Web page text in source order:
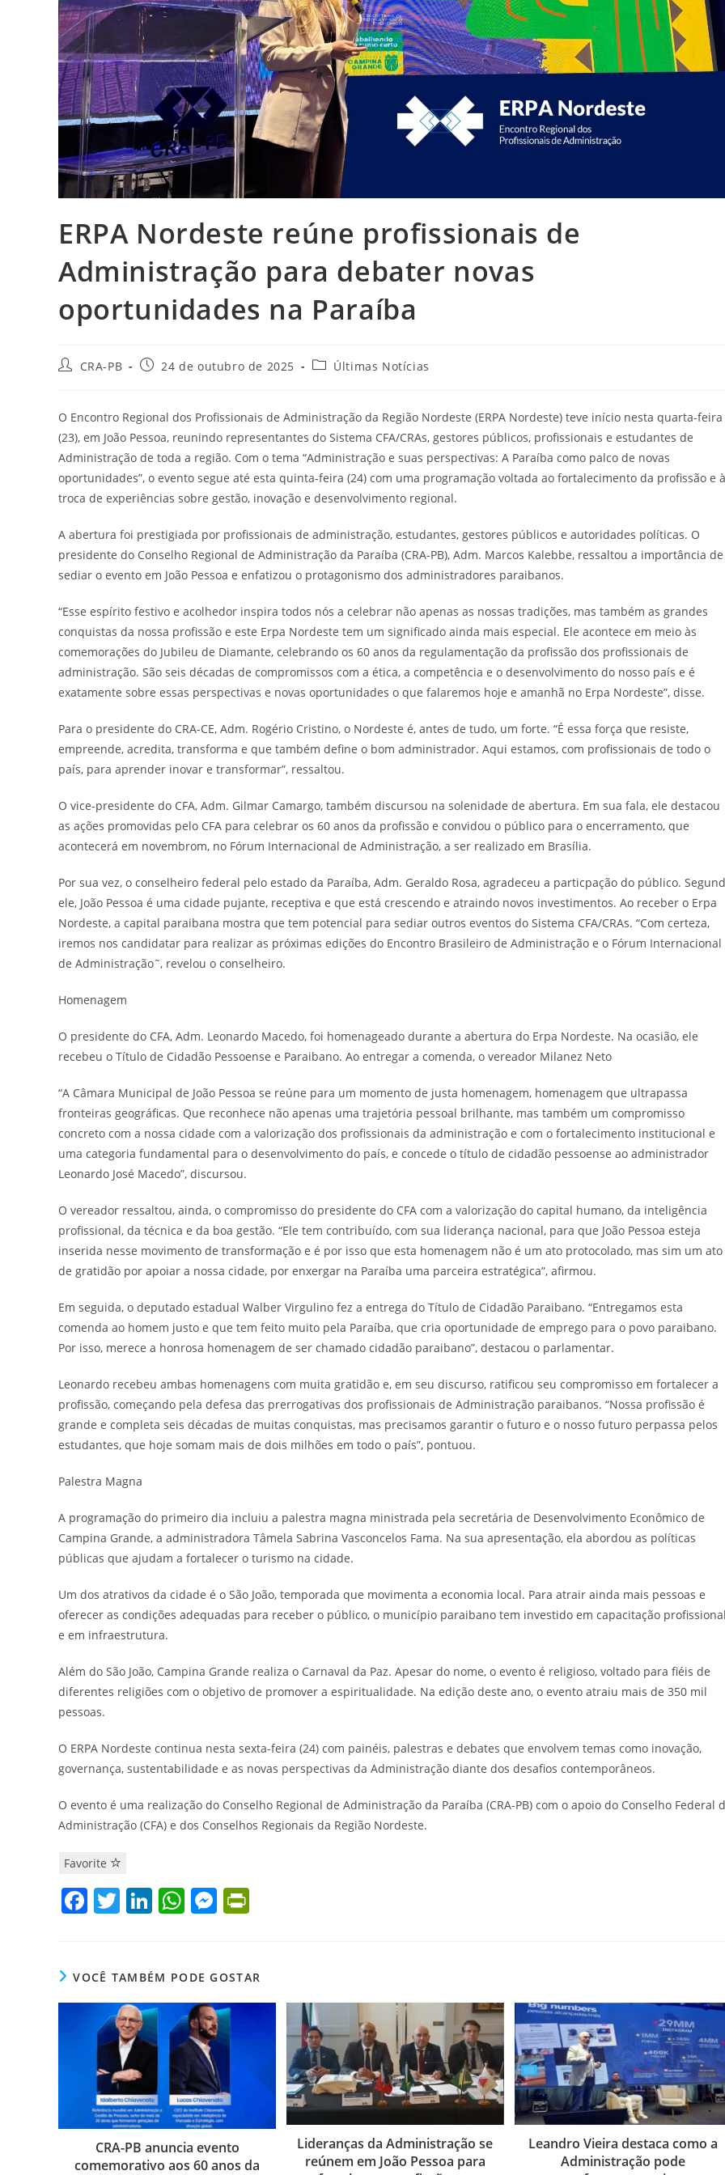
ERPA Nordeste reúne profissionais de
Administração para debater novas
oportunidades na Paraíba
AutorCRA-PB
Post24 de outubro de 2025
Categoria
Últimas Notícias
O Encontro Regional dos Profissionais de Administração da Região Nordeste (ERPA Nordeste) teve início nesta quarta-feira
(23), em João Pessoa, reunindo representantes do Sistema CFA/CRAs, gestores públicos, profissionais e estudantes de
Administração de toda a região. Com o tema “Administração e suas perspectivas: A Paraíba como palco de novas
oportunidades”, o evento segue até esta quinta-feira (24) com uma programação voltada ao fortalecimento da profissão e à
troca de experiências sobre gestão, inovação e desenvolvimento regional.
A abertura foi prestigiada por profissionais de administração, estudantes, gestores públicos e autoridades políticas. O
presidente do Conselho Regional de Administração da Paraíba (CRA-PB), Adm. Marcos Kalebbe, ressaltou a importância de
sediar o evento em João Pessoa e enfatizou o protagonismo dos administradores paraibanos.
“Esse espírito festivo e acolhedor inspira todos nós a celebrar não apenas as nossas tradições, mas também as grandes
conquistas da nossa profissão e este Erpa Nordeste tem um significado ainda mais especial. Ele acontece em meio às
comemorações do Jubileu de Diamante, celebrando os 60 anos da regulamentação da profissão dos profissionais de
administração. São seis décadas de compromissos com a ética, a competência e o desenvolvimento do nosso país e é
exatamente sobre essas perspectivas e novas oportunidades o que falaremos hoje e amanhã no Erpa Nordeste”, disse.
Para o presidente do CRA-CE, Adm. Rogério Cristino, o Nordeste é, antes de tudo, um forte. “É essa força que resiste,
empreende, acredita, transforma e que também define o bom administrador. Aqui estamos, com profissionais de todo o
país, para aprender inovar e transformar”, ressaltou.
O vice-presidente do CFA, Adm. Gilmar Camargo, também discursou na solenidade de abertura. Em sua fala, ele destacou
as ações promovidas pelo CFA para celebrar os 60 anos da profissão e convidou o público para o encerramento, que
acontecerá em novembrom, no Fórum Internacional de Administração, a ser realizado em Brasília.
Por sua vez, o conselheiro federal pelo estado da Paraíba, Adm. Geraldo Rosa, agradeceu a particpação do público.
ele, João Pessoa é uma cidade pujante, receptiva e que está crescendo e atraindo novos investimentos. Ao receber o Erpa
Nordeste, a capital paraibana mostra que tem potencial para sediar outros eventos do Sistema CFA/CRAs. “Com certeza,
iremos nos candidatar para realizar as próximas edições do Encontro Brasileiro de Administração e o Fórum Internacional
de Administração˜, revelou o conselheiro.
Homenagem
O presidente do CFA, Adm. Leonardo Macedo, foi homenageado durante a abertura do Erpa Nordeste. Na ocasião, ele
recebeu o Título de Cidadão Pessoense e Paraibano. Ao entregar a comenda, o vereador Milanez Neto
“A Câmara Municipal de João Pessoa se reúne para um momento de justa homenagem, homenagem que ultrapassa
fronteiras geográficas. Que reconhece não apenas uma trajetória pessoal brilhante, mas também um compromisso
concreto com a nossa cidade com a valorização dos profissionais da administração e com o fortalecimento institucional e
uma categoria fundamental para o desenvolvimento do país, e concede o título de cidadão pessoense ao administrador
Leonardo José Macedo”, discursou.
O vereador ressaltou, ainda, o compromisso do presidente do CFA com a valorização do capital humano, da inteligência
profissional, da técnica e da boa gestão. “Ele tem contribuído, com sua liderança nacional, para que João Pessoa esteja
inserida nesse movimento de transformação e é por isso que esta homenagem não é um ato protocolado, mas sim um ato
de gratidão por apoiar a nossa cidade, por enxergar na Paraíba uma parceira estratégica”, afirmou.
Em seguida, o deputado estadual Walber Virgulino fez a entrega do Título de Cidadão Paraibano. “Entregamos esta
comenda ao homem justo e que tem feito muito pela Paraíba, que cria oportunidade de emprego para o povo paraibano.
Por isso, merece a honrosa homenagem de ser chamado cidadão paraibano”, destacou o parlamentar.
Leonardo recebeu ambas homenagens com muita gratidão e, em seu discurso, ratificou seu compromisso em fortalecer a
profissão, começando pela defesa das prerrogativas dos profissionais de Administração paraibanos. “Nossa profissão é
grande e completa seis décadas de muitas conquistas, mas precisamos garantir o futuro e o nosso futuro perpassa pelos
estudantes, que hoje somam mais de dois milhões em todo o país”, pontuou.
Palestra Magna
A programação do primeiro dia incluiu a palestra magna ministrada pela secretária de Desenvolvimento Econômico de
Campina Grande, a administradora Tâmela Sabrina Vasconcelos Fama. Na sua apresentação, ela abordou as políticas
públicas que ajudam a fortalecer o turismo na cidade.
Um dos atrativos da cidade é o São João, temporada que movimenta a economia local. Para atrair ainda mais pessoas e
oferecer as condições adequadas para receber o público, o município paraibano tem investido em capacitação
e em infraestrutura.
Além do São João, Campina Grande realiza o Carnaval da Paz. Apesar do nome, o evento é religioso, voltado para fiéis de
diferentes religiões com o objetivo de promover a espiritualidade. Na edição deste ano, o evento atraiu mais de 350 mil
pessoas.
O ERPA Nordeste continua nesta sexta-feira (24) com painéis, palestras e debates que envolvem temas como inovação,
governança, sustentabilidade e as novas perspectivas da Administração diante dos desafios contemporâneos.
O evento é uma realização do Conselho Regional de Administração da Paraíba (CRA-PB) com o apoio do Conselho Federal
Administração (CFA) e dos Conselhos Regionais da Região Nordeste.
Favorite
F
a
e
b
o
o
k
T
w
er
Li
n
e
dI
n
W
h
s
A
p
p
M
e
e
n
g
er
ri
e
n
y
VOCÊ TAMBÉM PODE GOSTAR
CRA-PB anuncia evento
comemorativo aos 60 anos da
Lideranças da Administração se
reúnem em João Pessoa para
Leandro Vieira destaca como a
Administração pode